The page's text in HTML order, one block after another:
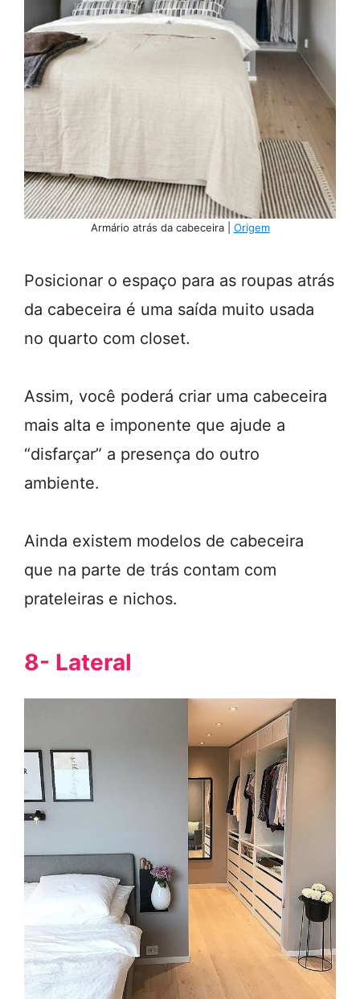
Armário atrás da cabeceira | Origem
Posicionar o espaço para as roupas atrás
da cabeceira é uma saída muito usada
no quarto com closet.
Assim, você poderá criar uma cabeceira
mais alta e imponente que ajude a
“disfarçar” a presença do outro
ambiente.
Ainda existem modelos de cabeceira
que na parte de trás contam com
prateleiras e nichos.
8- Lateral